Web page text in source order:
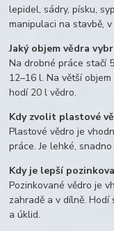
lepidel, sádry, písku,
manipulaci na stavbě,
Jaký objem vědra
Na drobné práce stačí
12–16 l. Na větší
hodí 20 l vědro.
Kdy zvolit plastové
Plastové vědro je
práce. Je lehké,
Kdy je lepší
Pozinkované vědro je
zahradě a v dílně.
a úklid.